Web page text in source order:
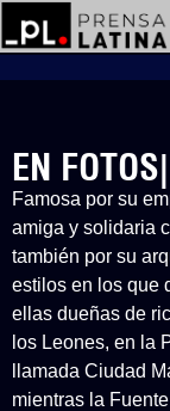
EN
Famosa por su
amiga y solidaria
también por su
estilos en los que
ellas dueñas de
los Leones, en la
llamada Ciudad
mientras la